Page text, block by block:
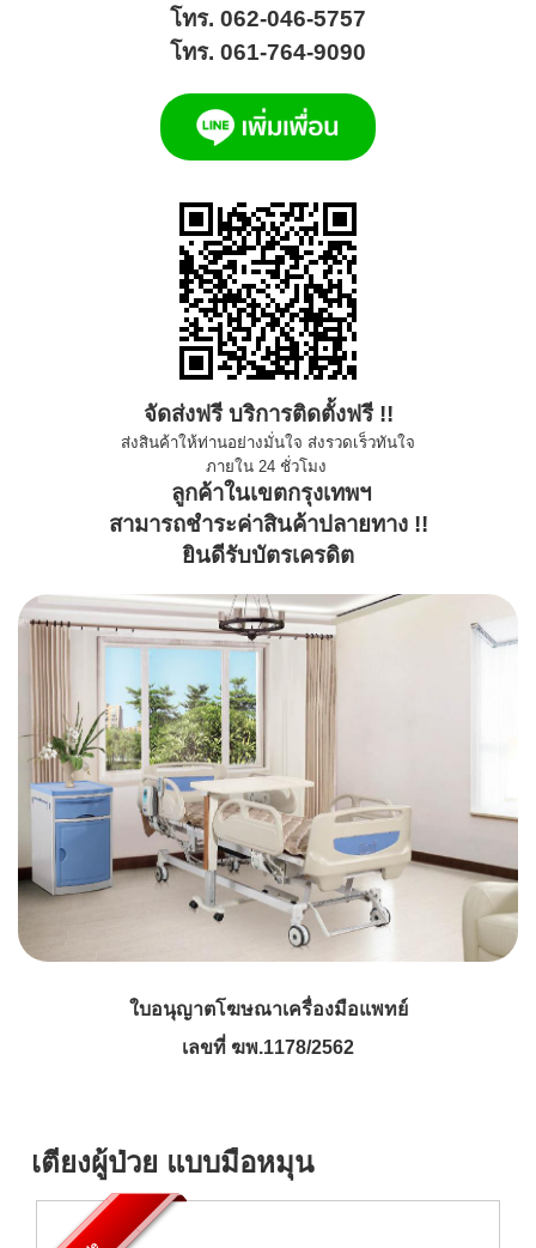
โทร. 062-046-5757
โทร. 061-764-9090
จัดส่งฟรี บริการติดตั้งฟรี !!
ส่งสินค้าให้ท่านอย่างมั่นใจ ส่งรวดเร็วทันใจ
ภายใน 24 ชั่วโมง
ลูกค้าในเขตกรุงเทพฯ
สามารถชำระค่าสินค้าปลายทาง !!
ยินดีรับบัตรเครดิต
ใบอนุญาตโฆษณาเครื่องมือแพทย์
เลขที่ ฆพ.1178/2562
เตียงผู้ป่วย แบบมือหมุน